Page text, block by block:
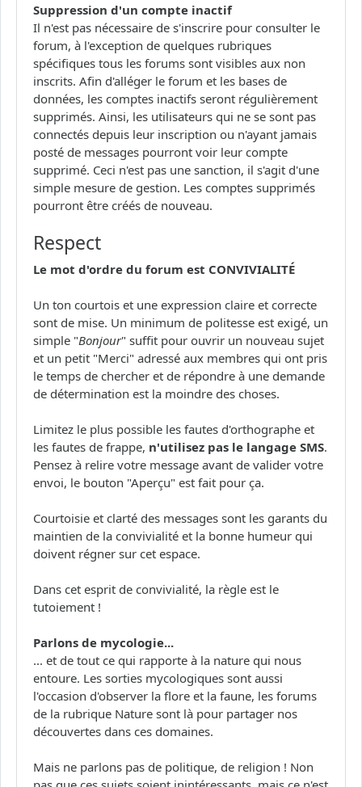
Suppression d'un compte inactif
Il n'est pas nécessaire de s'inscrire pour consulter le
forum, à l'exception de quelques rubriques
spécifiques tous les forums sont visibles aux non
inscrits. Afin d'alléger le forum et les bases de
données, les comptes inactifs seront régulièrement
supprimés. Ainsi, les utilisateurs qui ne se sont pas
connectés depuis leur inscription ou n'ayant jamais
posté de messages pourront voir leur compte
supprimé. Ceci n'est pas une sanction, il s'agit d'une
simple mesure de gestion. Les comptes supprimés
pourront être créés de nouveau.
Respect
Le mot d'ordre du forum est CONVIVIALITÉ
Un ton courtois et une expression claire et correcte
sont de mise. Un minimum de politesse est exigé, un
simple "Bonjour" suffit pour ouvrir un nouveau sujet
et un petit "Merci" adressé aux membres qui ont pris
le temps de chercher et de répondre à une demande
de détermination est la moindre des choses.
Limitez le plus possible les fautes d'orthographe et
les fautes de frappe, n'utilisez pas le langage SMS.
Pensez à relire votre message avant de valider votre
envoi, le bouton "Aperçu" est fait pour ça.
Courtoisie et clarté des messages sont les garants du
maintien de la convivialité et la bonne humeur qui
doivent régner sur cet espace.
Dans cet esprit de convivialité, la règle est le
tutoiement !
Parlons de mycologie...
... et de tout ce qui rapporte à la nature qui nous
entoure. Les sorties mycologiques sont aussi
l'occasion d'observer la flore et la faune, les forums
de la rubrique Nature sont là pour partager nos
découvertes dans ces domaines.
Mais ne parlons pas de politique, de religion ! Non